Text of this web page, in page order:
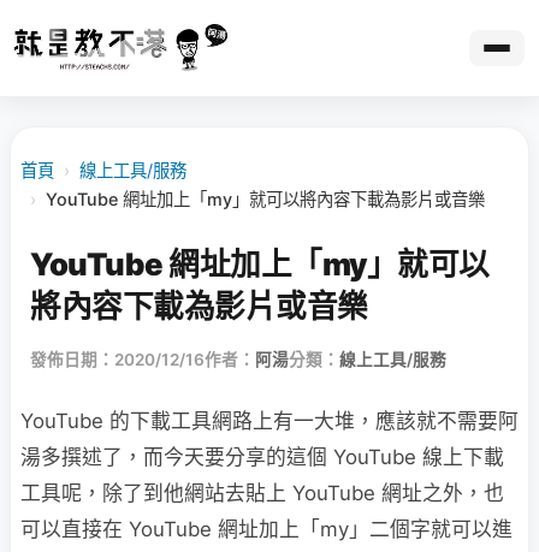
首頁 › 線上工具/服務
› YouTube 網址加上「my」就可以將內容下載為影片或音樂
YouTube 網址加上「my」就可以
將內容下載為影片或音樂
發佈日期：2020/12/16作者： 阿湯分類： 線上工具/服務
YouTube 的下載工具網路上有一大堆，應該就不需要阿
湯多撰述了，而今天要分享的這個 YouTube 線上下載
工具呢，除了到他網站去貼上 YouTube 網址之外，也
可以直接在 YouTube 網址加上「my」二個字就可以進